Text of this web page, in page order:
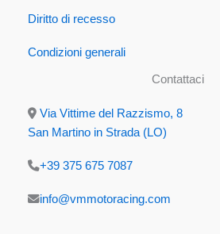
Diritto di recesso
Condizioni generali
Contattaci
Via Vittime del Razzismo, 8
San Martino in Strada (LO)
+39 375 675 7087
info@vmmotoracing.com